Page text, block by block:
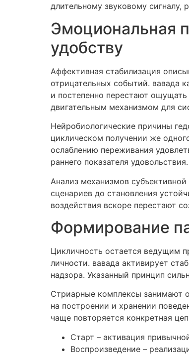
длительному звуковому
Эмоциональная
удобству
Аффективная стабилизация
отрицательных событий. вавада
и постепенно перестают
двигательным механизмом для
Нейробиологические причины
циклическом получении же
ослаблению переживания
раннего показателя удовольствия.
Анализ механизмов
сценариев до становления
воздействия вскоре перестают
Формирование
Цикличность остается ведущим
личности. вавада активирует
надзора. Указанный принцип
Стриарные комплексы занимают
на построении и хранении
чаще повторяется конкретная
Старт – активация
Воспроизведение –